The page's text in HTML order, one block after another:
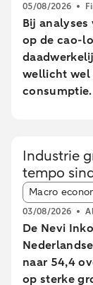
05/08/2026
Bij
op de cao-
wellicht wel
blijkt uit een
Industrie
tempo
Article tags:
Macro
03/08/2026
De Nevi
naar 54,4
op sterke